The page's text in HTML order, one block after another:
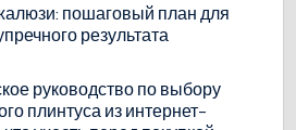
пошаговый план для
результата
руководство по выбору
плинтуса из интернет-